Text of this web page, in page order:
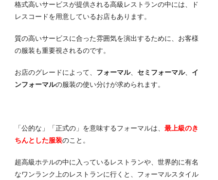
格式高いサービスが提供される高級レストランの中には、ド
レスコードを用意しているお店もあります。
質の高いサービスに合った雰囲気を演出するために、お客様
の服装も重要視されるのです。
お店のグレードによって、 フォーマル、 セミフォーマル、 イ
ンフォーマルの服装の使い分けが求められます。
「公的な」「正式の」を意味するフォーマルは、 最上級のき
ちんとした服装のこと。
超高級ホテルの中に入っているレストランや、世界的に有名
なワンランク上のレストランに行くと、フォーマルスタイル